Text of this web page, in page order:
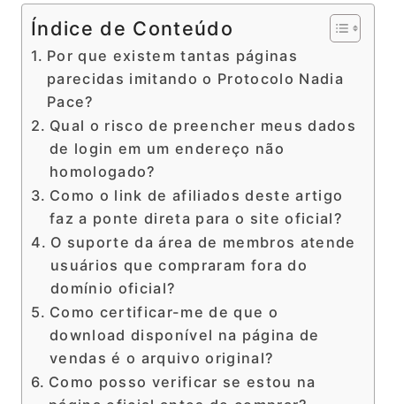
Índice de Conteúdo
Por que existem tantas páginas
parecidas imitando o Protocolo Nadia
Pace?
Qual o risco de preencher meus dados
de login em um endereço não
homologado?
Como o link de afiliados deste artigo
faz a ponte direta para o site oficial?
O suporte da área de membros atende
usuários que compraram fora do
domínio oficial?
Como certificar-me de que o
download disponível na página de
vendas é o arquivo original?
Como posso verificar se estou na